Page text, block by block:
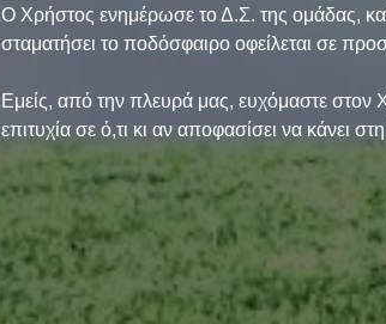
Ο Χρήστος ενημέρωσε το Δ.Σ. της ομάδας,
σταματήσει το ποδόσφαιρο οφείλεται σε
Εμείς, από την πλευρά μας, ευχόμαστε στον
επιτυχία σε ό,τι κι αν αποφασίσει να κάνει